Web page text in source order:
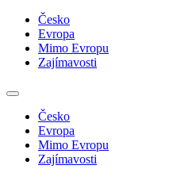
Česko
Evropa
Mimo Evropu
Zajímavosti
Česko
Evropa
Mimo Evropu
Zajímavosti